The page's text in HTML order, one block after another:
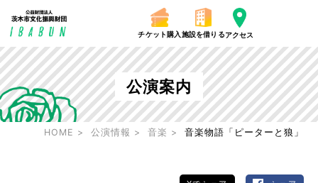
チケット購入 施設を借りるアクセス
公演案内
HOME 公演情報 音楽 音楽物語「ピーターと狼」